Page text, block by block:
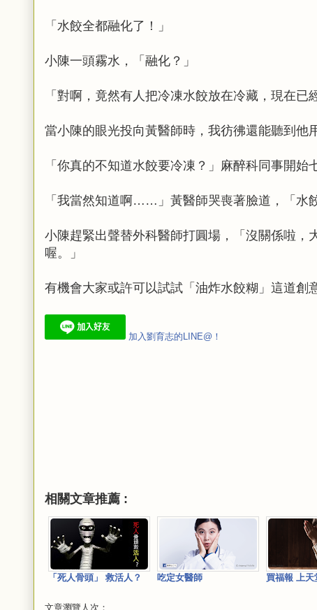
「水餃全都融化了！」
小陳一頭霧水，「融化？」
「對啊，竟然有人把冷凍水餃放在冷藏，現在已
當小陳的眼光投向黃醫師時，我彷彿還能聽到他
「你真的不知道水餃要冷凍？」麻醉科同事開始
「我當然知道啊……」黃醫師哭喪著臉道，「水
小陳趕緊出聲替外科醫師打圓場，「沒關係啦
喔。」
有機會大家或許可以試試「油炸水餃糊」這道創
加入劉育志的LINE@！
相關文章推薦 :
「死人骨頭」 救活人？ 吃定女醫師 買福報 上天
文章瀏覽人次：